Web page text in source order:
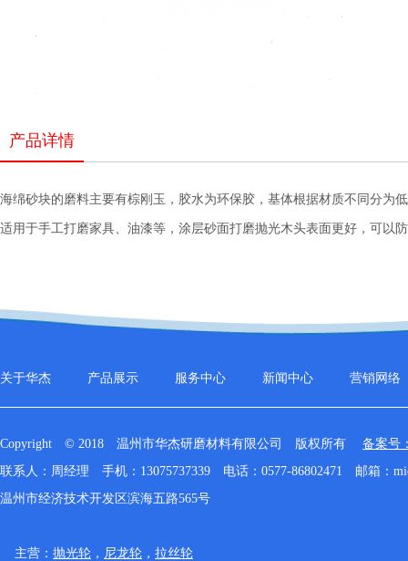
产品详情
海绵砂块的磨料主要有棕刚玉，胶水为环保胶，基体根据材质不同分为
适用于手工打磨家具、油漆等，涂层砂面打磨抛光木头表面更好，可以
关于华杰 产品展示 服务中心 新闻中心 营销网络
Copyright © 2018 温州市华杰研磨材料有限公司 版权所有 备案号
联系人：周经理 手机：13075737339 电话：0577-86802471 邮箱：
温州市经济技术开发区滨海五路565号
主营： 抛光轮 ， 尼龙轮 ， 拉丝轮